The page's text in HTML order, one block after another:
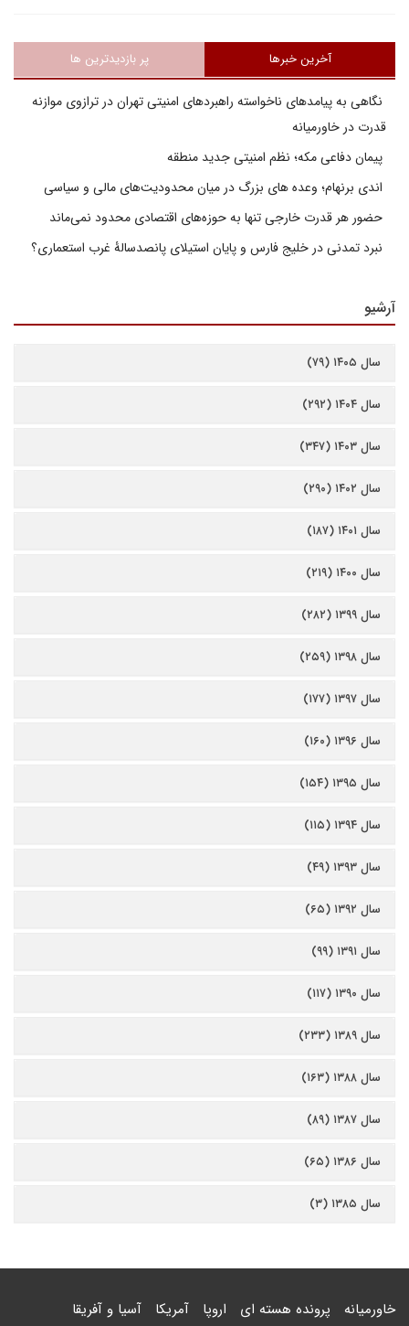
آخرین خبرها پر بازدیدترین ها
نگاهی به پیامدهای ناخواسته راهبردهای امنیتی تهران در ترازوی موازنه
قدرت در خاورمیانه
پیمان دفاعی مکه؛ نظم امنیتی جدید منطقه
اندی برنهام؛ وعده های بزرگ در میان محدودیت‌های مالی و سیاسی
حضور هر قدرت خارجی تنها به حوزه‌های اقتصادی محدود نمی‌ماند
نبرد تمدنی در خلیج فارس و پایان استیلای پانصدسالۀ غرب استعماری؟
آرشیو
سال ۱۴۰۵ (۷۹)
سال ۱۴۰۴ (۲۹۲)
سال ۱۴۰۳ (۳۴۷)
سال ۱۴۰۲ (۲۹۰)
سال ۱۴۰۱ (۱۸۷)
سال ۱۴۰۰ (۲۱۹)
سال ۱۳۹۹ (۲۸۲)
سال ۱۳۹۸ (۲۵۹)
سال ۱۳۹۷ (۱۷۷)
سال ۱۳۹۶ (۱۶۰)
سال ۱۳۹۵ (۱۵۴)
سال ۱۳۹۴ (۱۱۵)
سال ۱۳۹۳ (۴۹)
سال ۱۳۹۲ (۶۵)
سال ۱۳۹۱ (۹۹)
سال ۱۳۹۰ (۱۱۷)
سال ۱۳۸۹ (۲۳۳)
سال ۱۳۸۸ (۱۶۳)
سال ۱۳۸۷ (۸۹)
سال ۱۳۸۶ (۶۵)
سال ۱۳۸۵ (۳)
خاورمیانه پرونده هسته ای اروپا آمریکا آسیا و آفریقا